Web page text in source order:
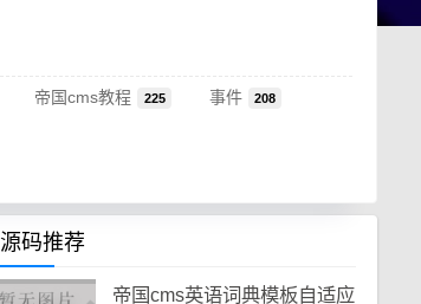
帝国cms教程 225 事件 208
源码推荐
帝国cms英语词典模板自适应